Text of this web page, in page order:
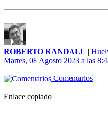
ROBERTO RANDALL |
Martes, 08 Agosto 2023 a las
Comentarios
Enlace copiado